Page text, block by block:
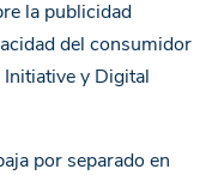
la publicidad
del consumidor
y Digital
por separado en